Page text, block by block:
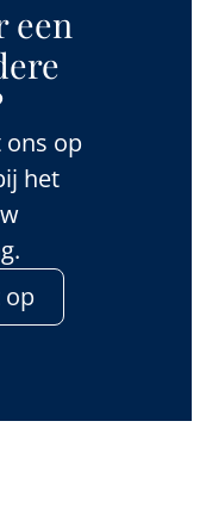
een
ons op
het
op